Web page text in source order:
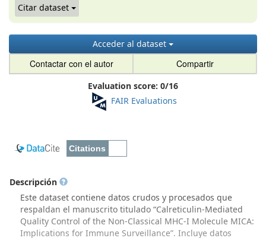
Citar dataset
Acceder al dataset
Contactar con el autor Compartir
Evaluation score: 0/16
FAIR Evaluations
Descripción
Este dataset contiene datos crudos y procesados que
respaldan el manuscrito titulado “Calreticulin-Mediated
Quality Control of the Non-Classical MHC-I Molecule MICA:
Implications for Immune Surveillance”. Incluye datos